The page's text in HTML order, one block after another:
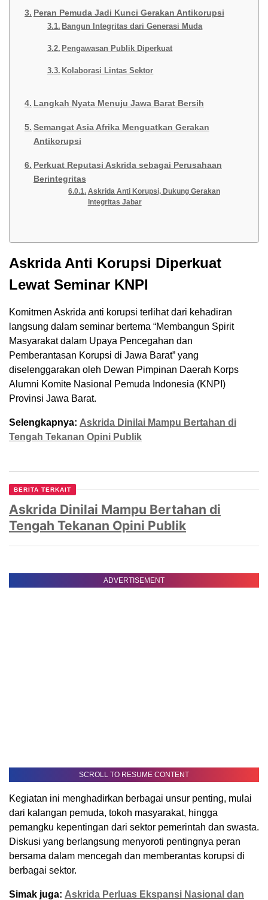
Peran Pemuda Jadi Kunci Gerakan Antikorupsi
Bangun Integritas dari Generasi Muda
Pengawasan Publik Diperkuat
Kolaborasi Lintas Sektor
Langkah Nyata Menuju Jawa Barat Bersih
Semangat Asia Afrika Menguatkan Gerakan
Antikorupsi
Perkuat Reputasi Askrida sebagai Perusahaan
Berintegritas
Askrida Anti Korupsi, Dukung Gerakan
Integritas Jabar
Askrida Anti Korupsi Diperkuat
Lewat Seminar KNPI
Komitmen Askrida anti korupsi terlihat dari kehadiran
langsung dalam seminar bertema “Membangun Spirit
Masyarakat dalam Upaya Pencegahan dan
Pemberantasan Korupsi di Jawa Barat” yang
diselenggarakan oleh Dewan Pimpinan Daerah Korps
Alumni Komite Nasional Pemuda Indonesia (KNPI)
Provinsi Jawa Barat.
Selengkapnya: Askrida Dinilai Mampu Bertahan di
Tengah Tekanan Opini Publik
BERITA TERKAIT
Askrida Dinilai Mampu Bertahan di
Tengah Tekanan Opini Publik
ADVERTISEMENT
SCROLL TO RESUME CONTENT
Kegiatan ini menghadirkan berbagai unsur penting, mulai
dari kalangan pemuda, tokoh masyarakat, hingga
pemangku kepentingan dari sektor pemerintah dan swasta.
Diskusi yang berlangsung menyoroti pentingnya peran
bersama dalam mencegah dan memberantas korupsi di
berbagai sektor.
Simak juga: Askrida Perluas Ekspansi Nasional dan